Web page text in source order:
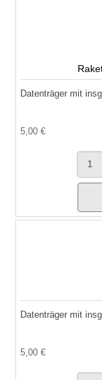
Datenträger mit
5,00 €
Datenträger mit
5,00 €